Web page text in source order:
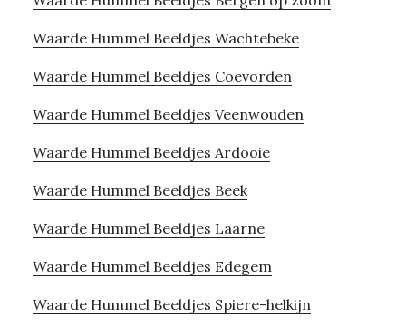
Waarde Hummel Beeldjes Wachtebeke
Waarde Hummel Beeldjes Coevorden
Waarde Hummel Beeldjes Veenwouden
Waarde Hummel Beeldjes Ardooie
Waarde Hummel Beeldjes Beek
Waarde Hummel Beeldjes Laarne
Waarde Hummel Beeldjes Edegem
Waarde Hummel Beeldjes Spiere-helkijn